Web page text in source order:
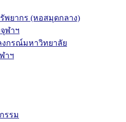
พยากร (หอสมุดกลาง)
ฬาฯ
กรณ์มหาวิทยาลัย
าฯ
รรม